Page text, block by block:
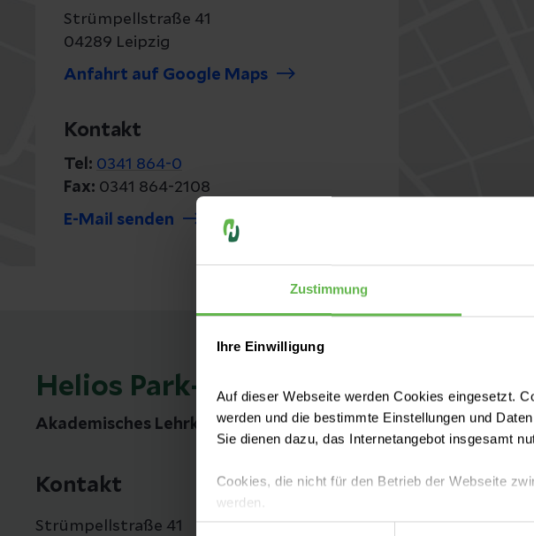
Zustimmung
Ihre Einwilligung
Auf dieser Webseite werden Cookies eingesetzt.
werden und die bestimmte Einstellungen und
Sie dienen dazu, das Internetangebot insgesamt
Cookies, die nicht für den Betrieb der Webseite
werden.
Strümpellstraße 41
04289 Leipzig
Anfahrt auf Google Maps
Kontakt
Tel: 0341 864-0
Fax: 0341 864-2108
E-Mail senden
Helios Park-Klinikum Leipzig
Akademisches Lehrkrankenhaus der Universität Leipzig
Kontakt
Strümpellstraße 41